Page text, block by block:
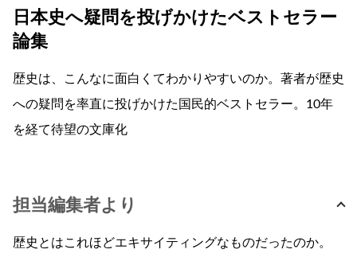
日本史へ疑問を投げかけたベストセラー
論集
歴史は、こんなに面白くてわかりやすいのか。著者が歴史
への疑問を率直に投げかけた国民的ベストセラー。10年
を経て待望の文庫化
担当編集者より
歴史とはこれほどエキサイティングなものだったのか。